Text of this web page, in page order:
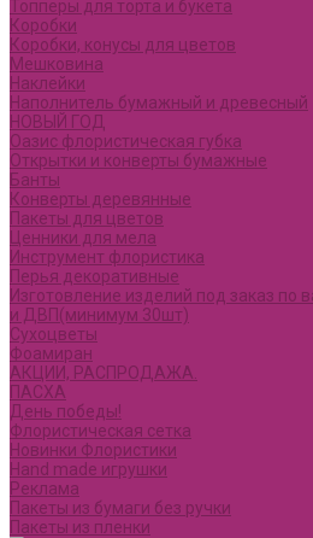
Топперы для торта и букета
Коробки
Коробки, конусы для цветов
Мешковина
Наклейки
Наполнитель бумажный и древесный
НОВЫЙ ГОД
Оазис флористическая губка
Открытки и конверты бумажные
Банты
Конверты деревянные
Пакеты для цветов
Ценники для мела
Инструмент флористика
Перья декоративные
Изготовление изделий под заказ по
и ДВП(минимум 30шт)
Сухоцветы
Фоамиран
АКЦИИ, РАСПРОДАЖА.
ПАСХА
День победы!
Флористическая сетка
Новинки Флористики
Hand made игрушки
Реклама
Пакеты из бумаги без ручки
Пакеты из пленки